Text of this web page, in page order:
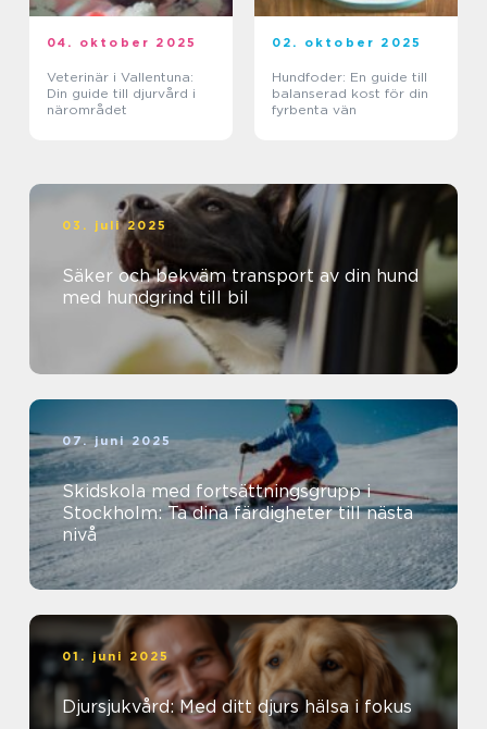
04. oktober 2025
Veterinär i Vallentuna:
Din guide till djurvård i
närområdet
02. oktober 2025
Hundfoder: En guide till
balanserad kost för din
fyrbenta vän
03. juli 2025
Säker och bekväm transport av din hund
med hundgrind till bil
07. juni 2025
Skidskola med fortsättningsgrupp i
Stockholm: Ta dina färdigheter till nästa
nivå
01. juni 2025
Djursjukvård: Med ditt djurs hälsa i fokus